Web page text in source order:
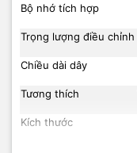
Bộ nhớ tích hợp
Trọng lượng điều chỉnh
Chiều dài dây
Tương thích
Kích thước